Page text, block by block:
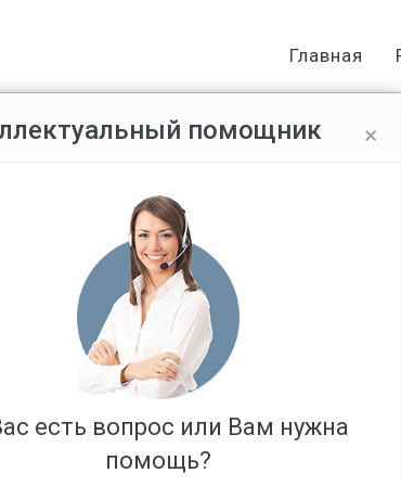
Главная
ПДД
по правой стороне установлены знаки "3,27
×
помощник
есть вопрос или Вам нужна
помощь?